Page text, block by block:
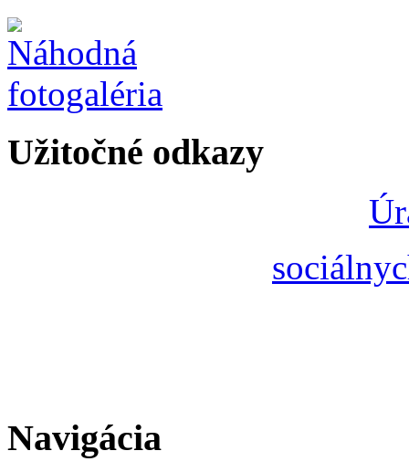
Užitočné odkazy
Navigácia